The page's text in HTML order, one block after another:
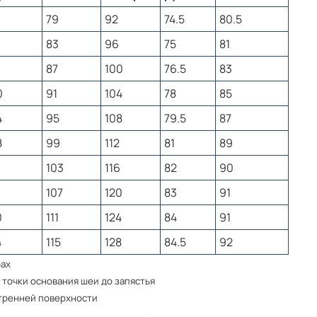
костюма
многочисленных стирок, быстро сохнет и не
подходит для повседневного ношения и для
таблице российских размеров.
чтобы правильно подобрать ориентируйтесь по
Если есть сложности, то оставьте заявку,
Вас, и поможет правильно подобрать размер.
Обхват
79 92 74.5
80.5
83 96 75
81
87 100 76.5
83
91 104 78
85
95 108 79.5
87
99 112 81
89
103 116 82
90
107 120 83
91
111 124 84
91
115 128 84.5 92
основания шеи до запястья
поверхности